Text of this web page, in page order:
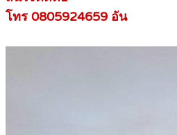
โทร 0805924659 อัน